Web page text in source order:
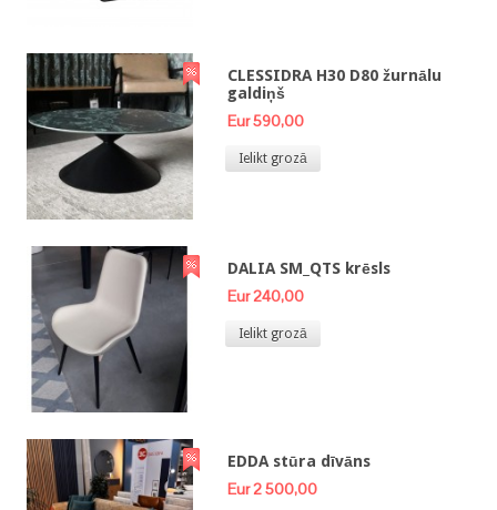
CLESSIDRA H30 D80 žurnālu
galdiņš
Eur 590,00
Ielikt grozā
DALIA SM_QTS krēsls
Eur 240,00
Ielikt grozā
EDDA stūra dīvāns
Eur 2 500,00